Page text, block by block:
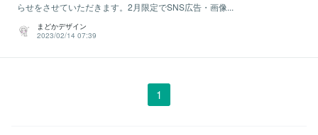
らせをさせていただきます。2月限定でSNS広告・画像...
まどかデザイン
2023/02/14 07:39
1